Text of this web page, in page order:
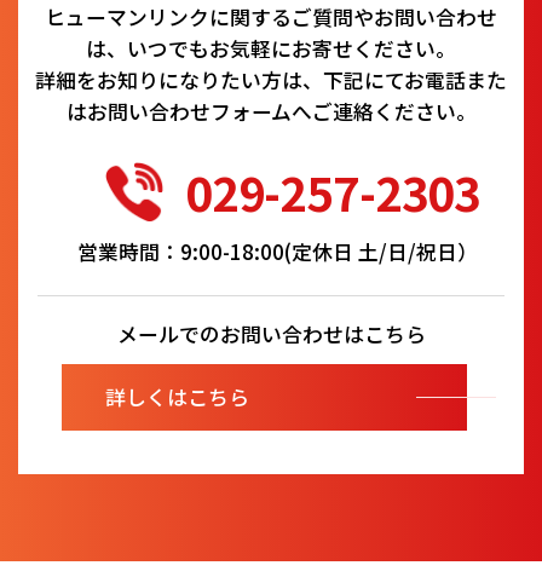
ヒューマンリンクに関するご質問やお問い合わせ
は、いつでもお気軽にお寄せください。
詳細をお知りになりたい方は、下記にてお電話また
はお問い合わせフォームへご連絡ください。
029-257-2303
営業時間：9:00-18:00(定休日 土/日/祝日）
メールでのお問い合わせはこちら
詳しくはこちら